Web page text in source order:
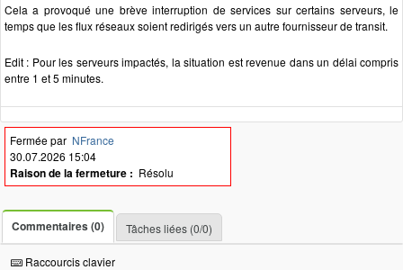
Cela a provoqué une brève interruption de services sur certains serveurs, le
temps que les flux réseaux soient redirigés vers un autre fournisseur de transit.
Edit : Pour les serveurs impactés, la situation est revenue dans un délai compris
entre 1 et 5 minutes.
Fermée par NFrance
30.07.2026 15:04
Raison de la fermeture : Résolu
Commentaires (0) Tâches liées (0/0)
Raccourcis clavier